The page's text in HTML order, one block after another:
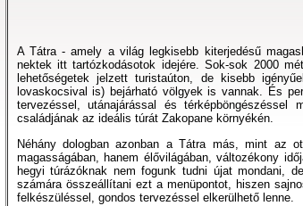
A Tátra - amely a világ legkisebb kiterjedésű
nektek itt tartózkodásotok idejére. Sok-sok 2000
lehetőségetek jelzett turistaúton, de kisebb
lovaskocsival is) bejárható völgyek is vannak. És
tervezéssel, utánajárással és térképböngészéssel
családjának az ideális túrát Zakopane környékén.
Néhány dologban azonban a Tátra más, mint az
magasságában, hanem élővilágában, változékony
hegyi túrázóknak nem fogunk tudni újat mondani,
számára összeállítani ezt a menüpontot, hiszen
felkészüléssel, gondos tervezéssel elkerülhető lenne.